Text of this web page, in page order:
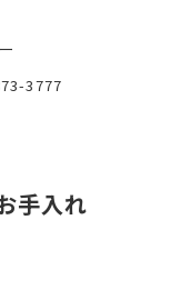
3777
手入れ